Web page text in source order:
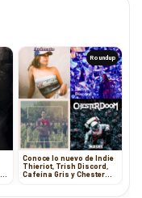
Roundup
Conoce lo nuevo de Indie
Thieriot, Trish Discord,
Cafeína Gris y Chester